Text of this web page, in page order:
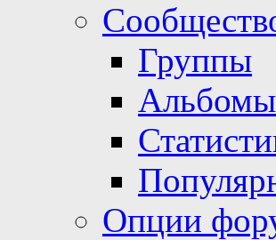
Группы
Альбомы
Опции